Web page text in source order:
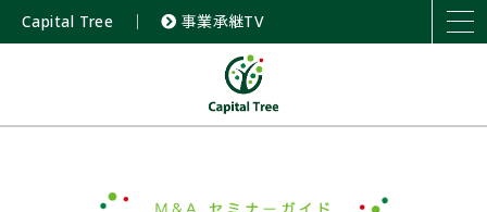
Capital Tree ｜ 事業承継TV